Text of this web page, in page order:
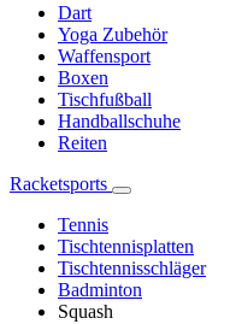
Dart
Yoga Zubehör
Waffensport
Boxen
Tischfußball
Handballschuhe
Reiten
Racketsports
Tennis
Tischtennisplatten
Tischtennisschläger
Badminton
Squash